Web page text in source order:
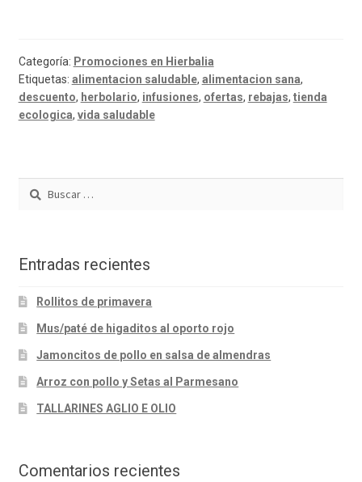
Categoría: Promociones en Hierbalia
Etiquetas: alimentacion saludable, alimentacion sana,
descuento, herbolario, infusiones, ofertas, rebajas, tienda
ecologica, vida saludable
Buscar:
Entradas recientes
Rollitos de primavera
Mus/paté de higaditos al oporto rojo
Jamoncitos de pollo en salsa de almendras
Arroz con pollo y Setas al Parmesano
TALLARINES AGLIO E OLIO
Comentarios recientes